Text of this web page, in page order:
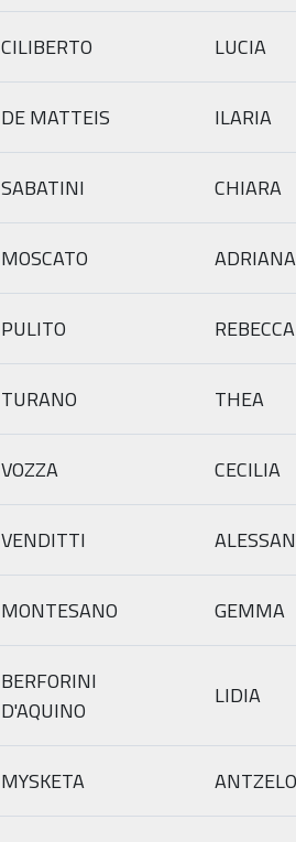
CILIBERTO LUCIA
DE MATTEIS ILARIA
SABATINI CHIARA
MOSCATO ADRIANA
PULITO REBECCA
TURANO THEA
VOZZA CECILIA
VENDITTI
MONTESANO GEMMA
BERFORINI
D'AQUINO
LIDIA
MYSKETA ANTZELO